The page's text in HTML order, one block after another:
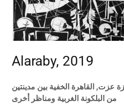
Alaraby, 2019
عزت, القاهرة الخفية بين مدينتين
من البلكونة الغربية ومناظر أخرى